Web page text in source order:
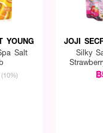
YOUNG
Salt
(10%)
JOJI
Silky